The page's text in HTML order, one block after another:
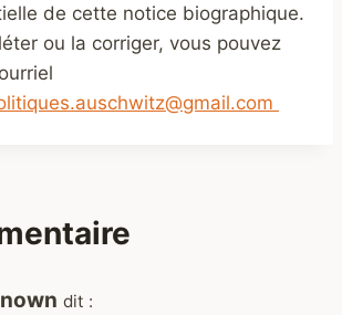
de cette notice biographique.
ou la corriger, vous pouvez
dit :